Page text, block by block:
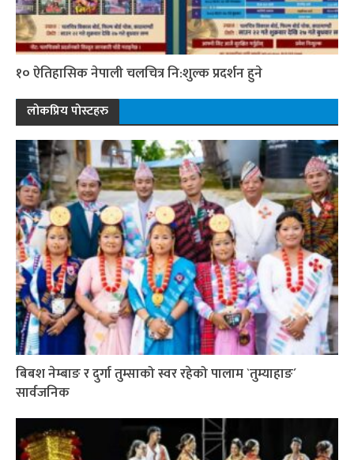
१० ऐतिहासिक नेपाली चलचित्र नि:शुल्क प्रदर्शन हुने
लोकप्रिय पोस्टहरु
बिबश नेम्बाङ र दुर्गा तुम्साको स्वर रहेको पालाम `तुम्याहाङ´
सार्वजनिक